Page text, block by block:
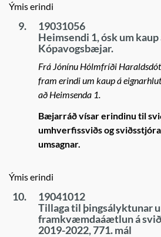
Ýmis erindi
9.
19031056
Heimsendi 1, ósk um
Kópavogsbæjar.
Frá Jónínu Hólmfríði
fram erindi um kaup á
að Heimsenda 1.
Bæjarráð vísar erindinu til
umhverfissviðs og
umsagnar.
Ýmis erindi
10.
19041012
Tillaga til þingsályktunar
framkvæmdaáætlun á
2019-2022, 771. mál